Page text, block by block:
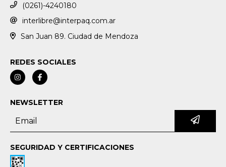
(0261)-4240180
interlibre@interpaq.com.ar
San Juan 89. Ciudad de Mendoza
REDES SOCIALES
NEWSLETTER
SEGURIDAD Y CERTIFICACIONES